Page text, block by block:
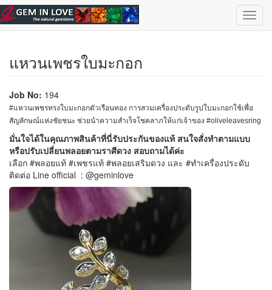
ข้ามไปยังเนื้อหาหลัก
เลือกอัญมณี English
แหวนเพชรใบมะกอก
Job No: 194
#แหวนเพชรทรงใบมะกอกตัวเรือนทอง การสวมเครื่องประดับรูปใบมะกอกใช้เพื่อ
สัญลักษณ์แห่งชัยชนะ ช่วยนำความสำเร็จโชคลาภให้แก่เจ้าของ #oliveleavesring
มั่นใจได้ในคุณภาพสินค้าที่นี่รับประกันของแท้ สนใจสั่งทำตามแบบ
หรือปรับเปลี่ยนพลอยตามราศีดวง สอบถามได้ค่ะ
เลือก #พลอยแท้ #เพชรแท้ #พลอยเสริมดวง และ #ทำเครื่องประดับ
ติดต่อ Line official : @geminlove